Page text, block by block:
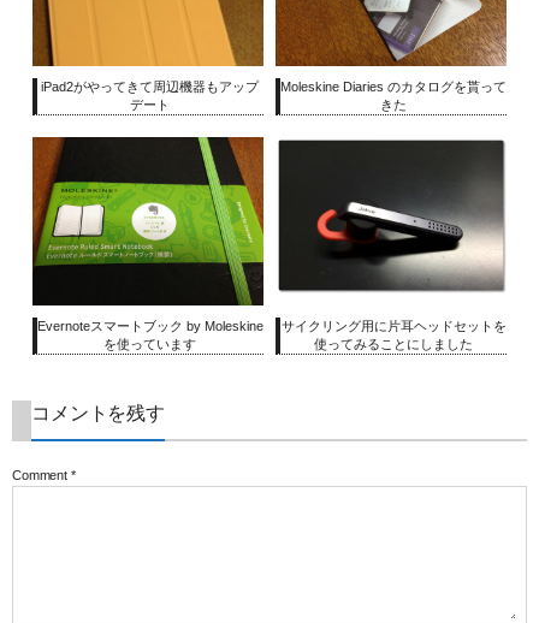
iPad2がやってきて周辺機器もアップ
デート
Moleskine Diaries のカタログを貰って
きた
Evernoteスマートブック by Moleskine
を使っています
サイクリング用に片耳ヘッドセットを
使ってみることにしました
コメントを残す
Comment *